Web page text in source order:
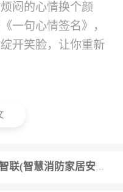
闷的心情换个颜
一句心情签名》，
开笑脸，让你重新
联(智慧消防家居安全系统)